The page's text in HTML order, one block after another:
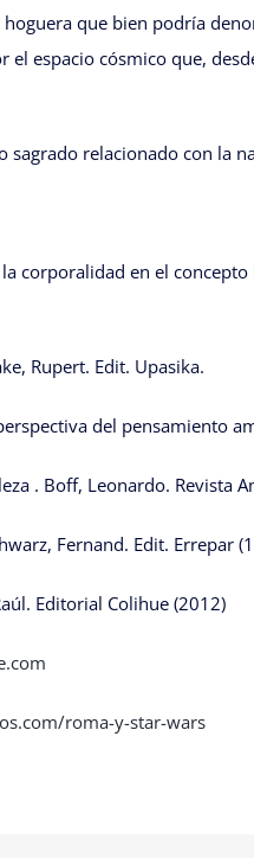
que bien podría
espacio cósmico que,
sagrado relacionado con
corporalidad en el
Rupert. Edit. Upasika.
del pensamiento
. Boff, Leonardo. Revista
Fernand. Edit. Errepar
Editorial Colihue (2012)
roma-y-star-wars